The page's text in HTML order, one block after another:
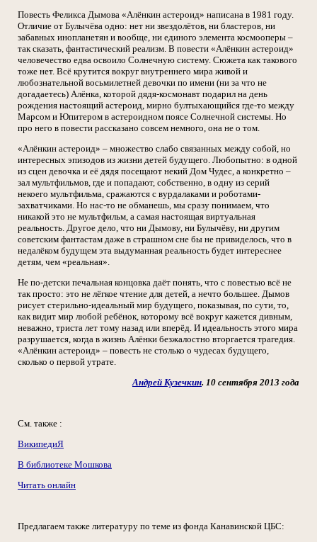
Повесть Феликса Дымова «Алёнкин астероид» написана в 1981 году.
Отличие от Булычёва одно: нет ни звездолётов, ни бластеров, ни
забавных инопланетян и вообще, ни единого элемента космооперы –
так сказать, фантастический реализм. В повести «Алёнкин астероид»
человечество едва освоило Солнечную систему. Сюжета как такового
тоже нет. Всё крутится вокруг внутреннего мира живой и
любознательной восьмилетней девочки по имени (ни за что не
догадаетесь) Алёнка, которой дядя-космонавт подарил на день
рождения настоящий астероид, мирно бултыхающийся где-то между
Марсом и Юпитером в астероидном поясе Солнечной системы. Но
про него в повести рассказано совсем немного, она не о том.
«Алёнкин астероид» – множество слабо связанных между собой, но
интересных эпизодов из жизни детей будущего. Любопытно: в одной
из сцен девочка и её дядя посещают некий Дом Чудес, а конкретно –
зал мультфильмов, где и попадают, собственно, в одну из серий
некоего мультфильма, сражаются с вурдалаками и роботами-
захватчиками. Но нас-то не обманешь, мы сразу понимаем, что
никакой это не мультфильм, а самая настоящая виртуальная
реальность. Другое дело, что ни Дымову, ни Булычёву, ни другим
советским фантастам даже в страшном сне бы не привиделось, что в
недалёком будущем эта выдуманная реальность будет интереснее
детям, чем «реальная».
Не по-детски печальная концовка даёт понять, что с повестью всё не
так просто: это не лёгкое чтение для детей, а нечто большее. Дымов
рисует стерильно-идеальный мир будущего, показывая, по сути, то,
как видит мир любой ребёнок, которому всё вокруг кажется дивным,
неважно, триста лет тому назад или вперёд. И идеальность этого мира
разрушается, когда в жизнь Алёнки безжалостно вторгается трагедия.
«Алёнкин астероид» – повесть не столько о чудесах будущего,
сколько о первой утрате.
Андрей Кузечкин. 10 сентября 2013 года
См. также :
ВикипедиЯ
В библиотеке Мошкова
Читать онлайн
Предлагаем также литературу по теме из фонда Канавинской ЦБС: